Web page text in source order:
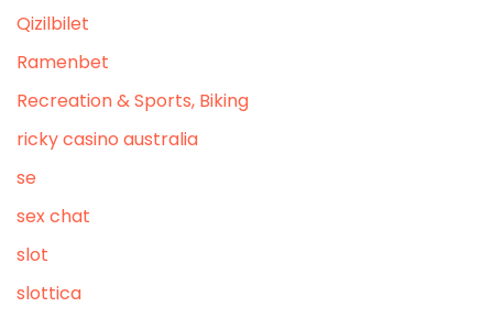
Qizilbilet
Ramenbet
Recreation & Sports, Biking
ricky casino australia
se
sex chat
slot
slottica